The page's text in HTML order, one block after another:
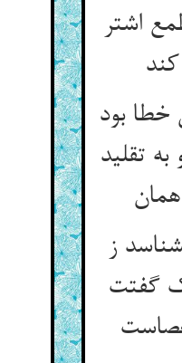
اشتر
خطا بود
تقلید
ز
گفتت